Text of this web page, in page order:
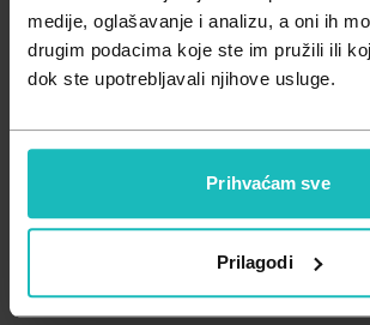
medije, oglašavanje i analizu, a oni ih
drugim podacima koje ste im pružili ili
dok ste upotrebljavali njihove usluge.
Prihvaćam sve
Prilagodi
Zdravlje muškarca
Zdravlje žene
Minerali
Probiotici i prebiotici
Najniža cijena
PRIJAVI SE NA NAŠ